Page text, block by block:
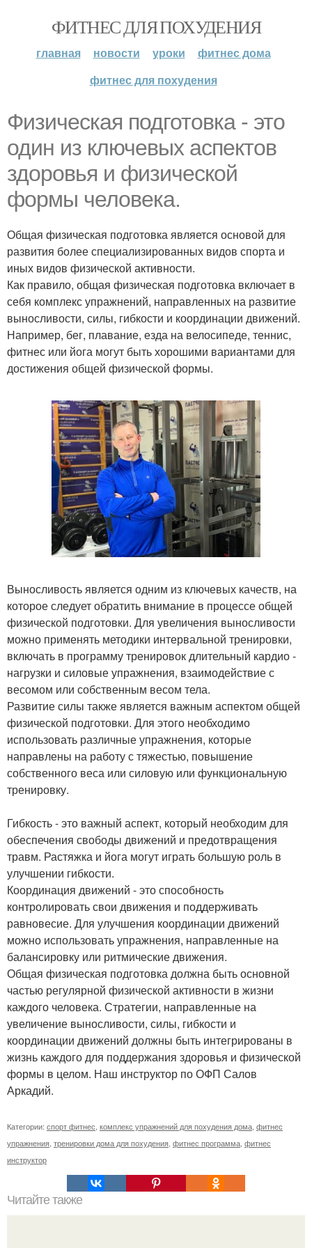
ФИТНЕС ДЛЯ ПОХУДЕНИЯ
главная новости уроки
фитнес дома
фитнес для похудения
Физическая подготовка - это
один из ключевых аспектов
здоровья и физической
формы человека.
Общая физическая подготовка является основой для
развития более специализированных видов спорта и
иных видов физической активности.
Как правило, общая физическая подготовка включает в
себя комплекс упражнений, направленных на развитие
выносливости, силы, гибкости и координации движений.
Например, бег, плавание, езда на велосипеде, теннис,
фитнес или йога могут быть хорошими вариантами для
достижения общей физической формы.
Выносливость является одним из ключевых качеств, на
которое следует обратить внимание в процессе общей
физической подготовки. Для увеличения выносливости
можно применять методики интервальной тренировки,
включать в программу тренировок длительный кардио -
нагрузки и силовые упражнения, взаимодействие с
весомом или собственным весом тела.
Развитие силы также является важным аспектом общей
физической подготовки. Для этого необходимо
использовать различные упражнения, которые
направлены на работу с тяжестью, повышение
собственного веса или силовую или функциональную
тренировку.
Гибкость - это важный аспект, который необходим для
обеспечения свободы движений и предотвращения
травм. Растяжка и йога могут играть большую роль в
улучшении гибкости.
Координация движений - это способность
контролировать свои движения и поддерживать
равновесие. Для улучшения координации движений
можно использовать упражнения, направленные на
балансировку или ритмические движения.
Общая физическая подготовка должна быть основной
частью регулярной физической активности в жизни
каждого человека. Стратегии, направленные на
увеличение выносливости, силы, гибкости и
координации движений должны быть интегрированы в
жизнь каждого для поддержания здоровья и физической
формы в целом. Наш инструктор по ОФП Салов
Аркадий.
Категории: спорт фитнес комплекс упражнений для похудения дома фитнес
упражнения тренировки дома для похудения фитнес программа фитнес
инструктор
Читайте также